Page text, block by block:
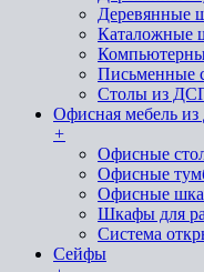
Деревянные
Каталожные
Письменные
Столы из
Офисная мебель
+
Офисные
Офисные
Офисные
Шкафы для
Система
Сейфы